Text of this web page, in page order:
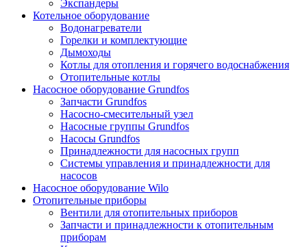
Экспандеры
Котельное оборудование
Водонагреватели
Горелки и комплектующие
Дымоходы
Котлы для отопления и горячего водоснабжения
Отопительные котлы
Насосное оборудование Grundfos
Запчасти Grundfos
Насосно-смесительный узел
Насосные группы Grundfos
Насосы Grundfos
Принадлежности для насосных групп
Системы управления и принадлежности для
насосов
Насосное оборудование Wilo
Отопительные приборы
Вентили для отопительных приборов
Запчасти и принадлежности к отопительным
приборам